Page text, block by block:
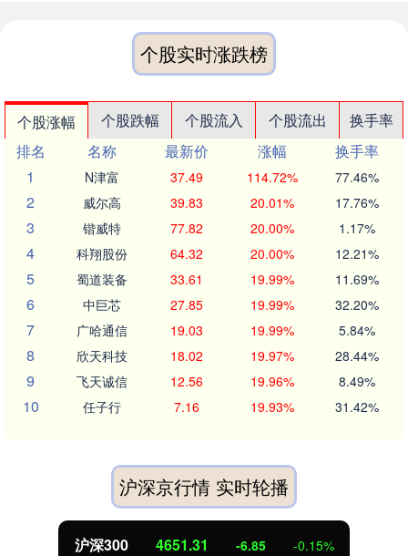
个股实时涨跌榜
个股涨幅 个股跌幅 个股流入 个股流出
换手率
排名
名称 最新价 涨幅
换手率
1
N津富 37.49 114.72% 77.46%
2 威尔高 39.83 20.01% 17.76%
3 锴威特 77.82 20.00% 1.17%
4 科翔股份 64.32 20.00% 12.21%
5 蜀道装备 33.61 19.99% 11.69%
6 中巨芯 27.85 19.99% 32.20%
7 广哈通信 19.03 19.99% 5.84%
8 欣天科技 18.02 19.97% 28.44%
9 飞天诚信 12.56 19.96% 8.49%
10 任子行 7.16 19.93% 31.42%
沪深京行情 实时轮播
北证50 1122.88 3.42 0.30%